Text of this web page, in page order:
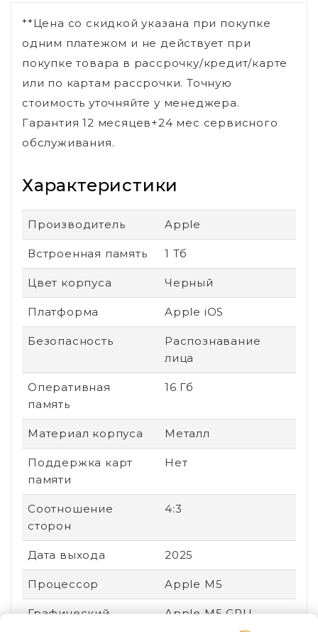
**Цена со скидкой указана при покупке
одним платежом и не действует при
покупке товара в рассрочку/кредит/карте
или по картам рассрочки. Точную
стоимость уточняйте у менеджера.
Гарантия 12 месяцев+24 мес сервисного
обслуживания.
Характеристики
Производитель Apple
Встроенная память 1 Тб
Цвет корпуса Черный
Платформа Apple iOS
Безопасность
Распознавание
лица
Оперативная
память
16 Гб
Материал корпуса Металл
Поддержка карт
памяти
Нет
Соотношение
сторон
4:3
Дата выхода 2025
Процессор Apple M5
Графический
Apple M5 GPU